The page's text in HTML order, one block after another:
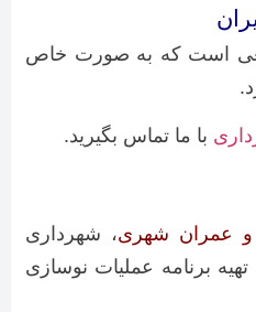
است که به صورت خاص
با ما تماس بگیرید.
و عمران شهری، شهرداری
برنامه عملیات نوسازی